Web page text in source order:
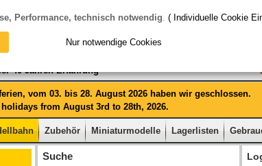
40 Jahren Erfahrung
vom 03. bis 28. August 2026 haben wir geschlossen.
from August 3rd to 28th, 2026.
Zubehör Miniaturmodelle Lagerlisten
Suche
Performance, technisch notwendig. ( Individuelle Cookie
Nur notwendige Cookies